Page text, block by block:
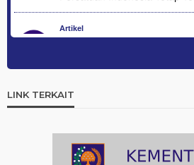
Artikel
Artikel
Hadiah Al-Qur'an untuk
Artikel
LINK TERKAIT